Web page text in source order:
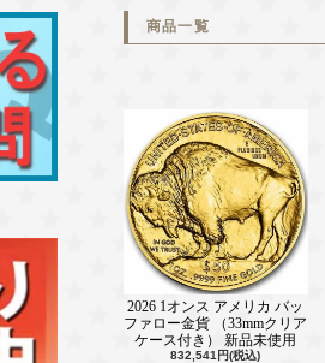
商品一覧
2026 1オンス アメリカ バッ
ファロー金貨 （33mmクリア
ケース付き） 新品未使用
832,541円(税込)